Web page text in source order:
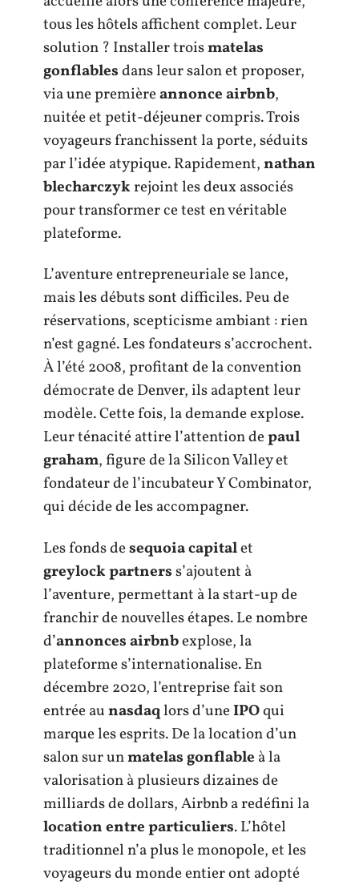
tous les hôtels affichent complet. Leur
solution ? Installer troismatelas
gonflablesdans leur salon et proposer,
via une premièreannonce airbnb,
nuitée et petit-déjeuner compris. Trois
voyageurs franchissent la porte, séduits
par l’idée atypique. Rapidement,nathan
blecharczykrejoint les deux associés
pour transformer ce test en véritable
plateforme.
L’aventure entrepreneuriale se lance,
mais les débuts sont difficiles. Peu de
réservations, scepticisme ambiant : rien
n’est gagné. Les fondateurs s’accrochent.
À l’été 2008, profitant de la convention
démocrate de Denver, ils adaptent leur
modèle. Cette fois, la demande explose.
Leur ténacité attire l’attention depaul
graham, figure de la Silicon Valley et
fondateur de l’incubateur Y Combinator,
qui décide de les accompagner.
Les fonds desequoia capitalet
greylock partnerss’ajoutent à
l’aventure, permettant à la start-up de
franchir de nouvelles étapes. Le nombre
d’annonces airbnbexplose, la
plateforme s’internationalise. En
décembre 2020, l’entreprise fait son
entrée aunasdaqlors d’uneIPOqui
marque les esprits. De la location d’un
salon sur unmatelas gonflable à la
valorisation à plusieurs dizaines de
milliards de dollars, Airbnb a redéfini la
location entre particuliers. L’hôtel
traditionnel n’a plus le monopole, et les
voyageurs du monde entier ont adopté